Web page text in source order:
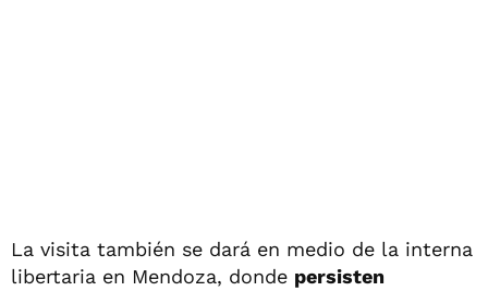
La visita también se dará en medio de la interna
libertaria en Mendoza, donde persisten